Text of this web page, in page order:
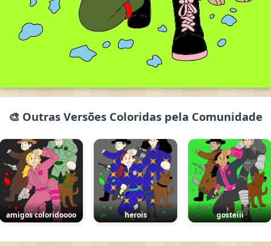
🎨 Outras Versões Coloridas pela Comunidade
amigos coloridoooo herois gosteiii